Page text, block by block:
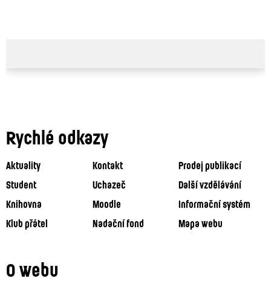
Rychlé odkazy
Aktuality Kontakt
Prodej publikací
Student
Uchazeč
Další vzdělávání
Knihovna
Moodle
Informační systém
Klub přátel
Nadační fond Mapa webu
O webu